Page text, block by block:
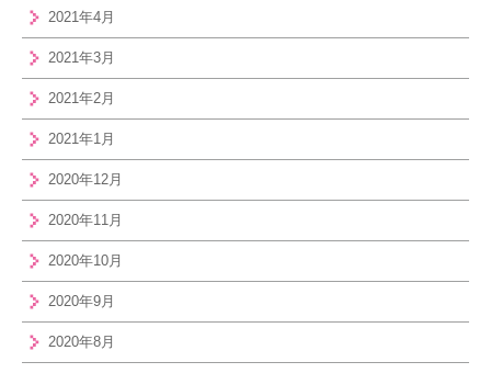
2021年4月
2021年3月
2021年2月
2021年1月
2020年12月
2020年11月
2020年10月
2020年9月
2020年8月